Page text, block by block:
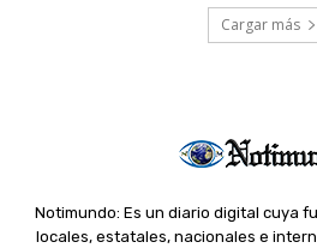
Cargar más
Notimundo: Es un diario digital cuya
locales, estatales, nacionales e